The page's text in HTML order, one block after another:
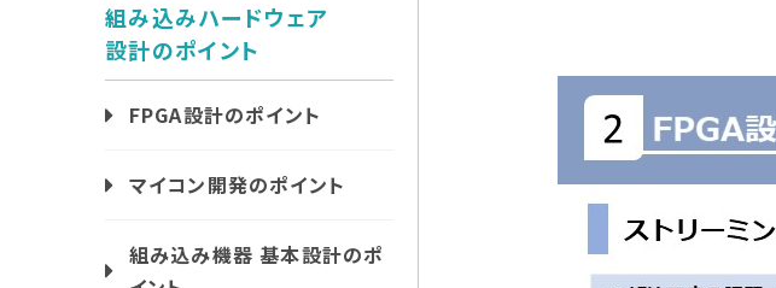
組み込みハードウェア
設計のポイント
FPGA設計のポイント
マイコン開発のポイント
組み込み機器 基本設計のポ